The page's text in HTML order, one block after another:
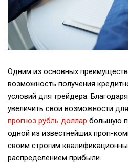
Одним из основных
возможность получения
условий для трейдера.
увеличить свои возможности
прогноз рубль доллар большую
одной из известнейших проп-
своим строгим
распределением прибыли.